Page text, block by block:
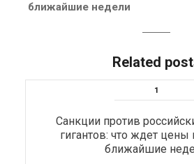
ближайшие недели
Related
Санкции против
гигантов: что ждет цены
ближайшие